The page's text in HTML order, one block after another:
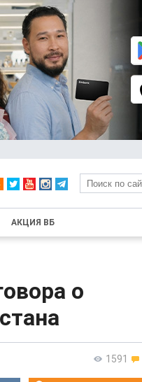
АКЦИЯ ВБ
о
1591